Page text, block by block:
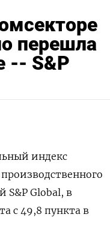
перешла
-- S&P
индекс
S&P Global, в
с 49,8 пункта в